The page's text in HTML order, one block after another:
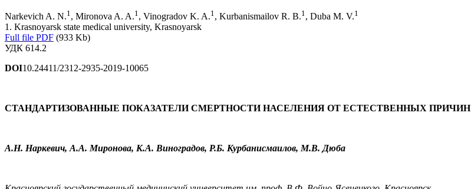
Narkevich A. N.1 , Mironova A. A.1 , Vinogradov K. A.1 , Kurbanismailov R. B.1 , Duba M. V.1
1. Krasnoyarsk state medical university, Krasnoyarsk
Full file PDF (933 Kb)
УДК 614.2
DOI10.24411/2312-2935-2019-10065
СТАНДАРТИЗОВАННЫЕ ПОКАЗАТЕЛИ СМЕРТНОСТИ НАСЕЛЕНИЯ ОТ ЕСТЕСТВЕННЫХ
А.Н. Наркевич, А.А. Миронова, К.А. Виноградов, Р.Б. Курбанисмаилов, М.В. Дюба